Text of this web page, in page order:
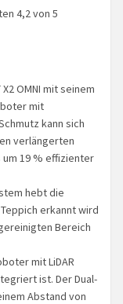
4,2 von 5
OMNI mit seinem
mit
kann sich
verlängerten
19 % effizienter
hebt die
erkannt wird
Bereich
mit LiDAR
ist. Der Dual-
Abstand von